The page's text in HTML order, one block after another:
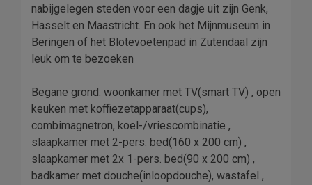
nabijgelegen steden voor een dagje uit zijn Genk,
Hasselt en Maastricht. En ook het Mijnmuseum in
Beringen of het Blotevoetenpad in Zutendaal zijn
leuk om te bezoeken
Begane grond: woonkamer met TV(smart TV) , open
keuken met koffiezetapparaat(cups),
combimagnetron, koel-/vriescombinatie ,
slaapkamer met 2-pers. bed(160 x 200 cm) ,
slaapkamer met 2x 1-pers. bed(90 x 200 cm) ,
badkamer met douche(inloopdouche), wastafel ,